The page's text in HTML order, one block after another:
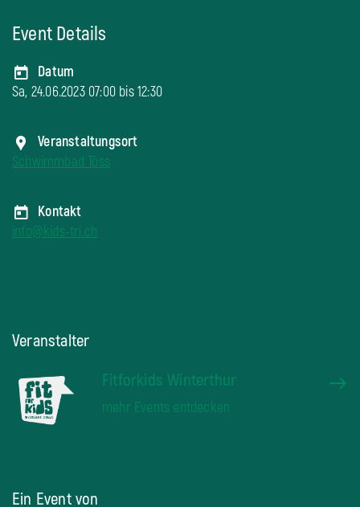
Event Details
Datum
Sa, 24.06.2023 07:00 bis12:30
Veranstaltungsort
Schwimmbad Töss
Kontakt
info@kids-tri.ch
Veranstalter
Fitforkids Winterthur
mehr Events entdecken
Ein Event von